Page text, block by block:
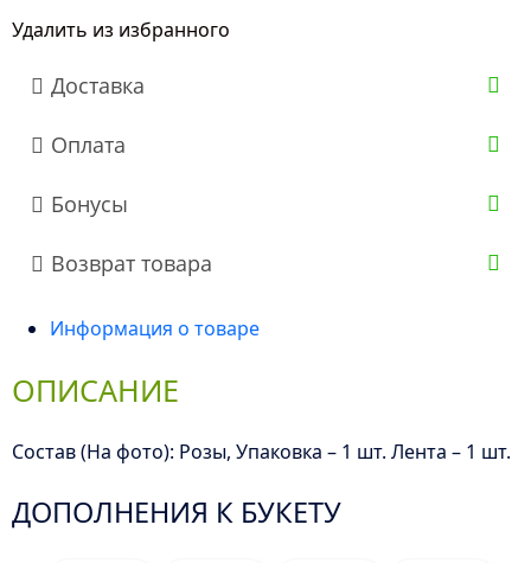
Роз
см.)
Удалить из избранного
Доставка
Оплата
Бонусы
Возврат товара
Информация о товаре
ОПИСАНИЕ
Состав (На фото): Розы, Упаковка – 1 шт. Лента – 1 шт.
ДОПОЛНЕНИЯ К БУКЕТУ